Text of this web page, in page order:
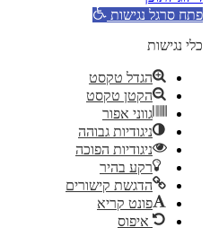
פתח סרגל נגישות
כלי נגישות
הגדל טקסט
הקטן טקסט
גווני אפור
ניגודיות גבוהה
ניגודיות הפוכה
רקע בהיר
הדגשת קישורים
פונט קריא
איפוס